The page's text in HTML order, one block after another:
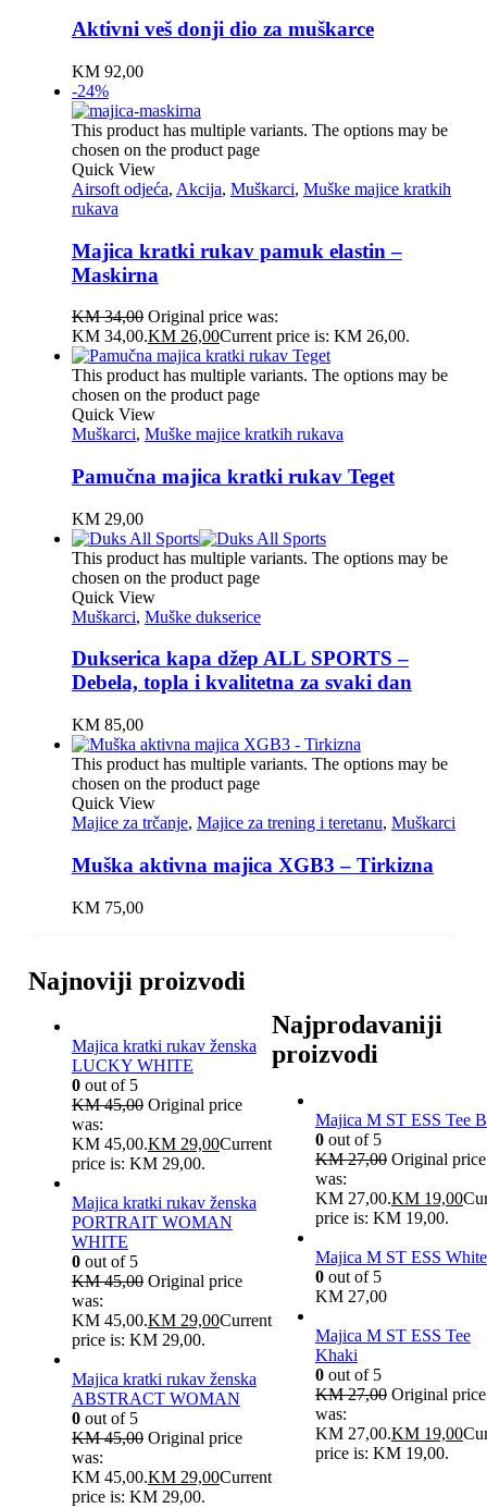
Aktivni veš donji dio za muškarce
KM92,00
-24%
This product has multiple variants. The options may be
chosen on the product page
Quick View
Airsoft odjeća, Akcija, Muškarci, Muške majice kratkih
rukava
Majica kratki rukav pamuk elastin –
Maskirna
KM34,00 Original price was:
KM 34,00.KM26,00Current price is: KM 26,00.
This product has multiple variants. The options may be
chosen on the product page
Quick View
Muškarci, Muške majice kratkih rukava
Pamučna majica kratki rukav Teget
KM29,00
This product has multiple variants. The options may be
chosen on the product page
Quick View
Muškarci, Muške dukserice
Dukserica kapa džep ALL SPORTS –
Debela, topla i kvalitetna za svaki dan
KM85,00
This product has multiple variants. The options may be
chosen on the product page
Quick View
Majice za trčanje, Majice za trening i teretanu, Muškarci
Muška aktivna majica XGB3 – Tirkizna
KM75,00
Najnoviji proizvodi
Majica kratki rukav ženska
LUCKY WHITE
0out of 5
KM45,00 Original price
was:
KM 45,00.KM29,00Current
price is: KM 29,00.
Majica kratki rukav ženska
PORTRAIT WOMAN
WHITE
0out of 5
KM45,00 Original price
was:
KM 45,00.KM29,00Current
price is: KM 29,00.
Majica kratki rukav ženska
ABSTRACT WOMAN
0out of 5
KM45,00 Original price
was:
KM 45,00.KM29,00Current
price is: KM 29,00.
Najprodavaniji
proizvodi
Majica M ST ESS Tee
0out of 5
KM27,00 Original price
was:
KM 27,00.KM19,00
price is: KM 19,00.
Majica M ST ESS White
0out of 5
KM27,00
Majica M ST ESS Tee
Khaki
0out of 5
KM27,00 Original price
was:
KM 27,00.KM19,00
price is: KM 19,00.